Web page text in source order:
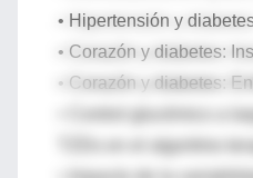
• Hipertensión y
• Corazón y diabetes:
• Corazón y diabetes:
• Control glucémico a
TZDs en el algoritmo